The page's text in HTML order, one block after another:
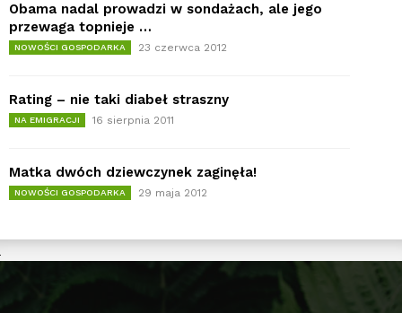
Obama nadal prowadzi w sondażach, ale jego
przewaga topnieje …
NOWOŚCI GOSPODARKA 23 czerwca 2012
Rating – nie taki diabeł straszny
NA EMIGRACJI 16 sierpnia 2011
Matka dwóch dziewczynek zaginęła!
NOWOŚCI GOSPODARKA 29 maja 2012